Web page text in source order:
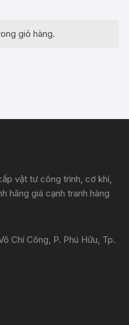
giỏ hàng.
vật tư công trình, cơ khí,
hãng giá cạnh tranh hàng
Chí Công, P. Phú Hữu, Tp.